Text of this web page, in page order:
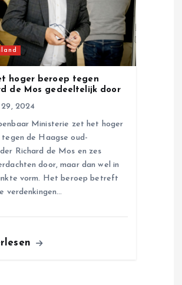
hoger beroep tegen
de Mos gedeeltelijk door
29, 2024
Ministerie zet het hoger
de Haagse oud-
Richard de Mos en zes
door, maar dan wel in
vorm. Het beroep betreft
verdenkingen…